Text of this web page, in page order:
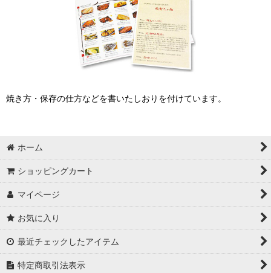
焼き方・保存の仕方などを書いたしおりを付けています。
ホーム
ショッピングカート
マイページ
お気に入り
最近チェックしたアイテム
特定商取引法表示